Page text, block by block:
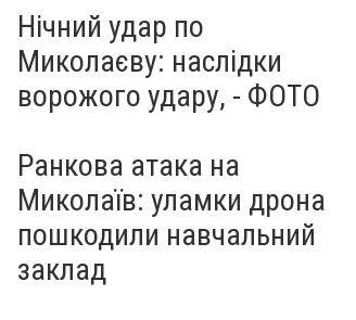
Нічний удар по
Миколаєву: наслідки
ворожого удару, - ФОТО
Ранкова атака на
Миколаїв: уламки дрона
пошкодили навчальний
заклад